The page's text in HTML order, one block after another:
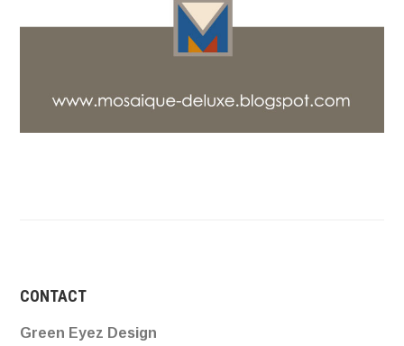
CONTACT
Green Eyez Design